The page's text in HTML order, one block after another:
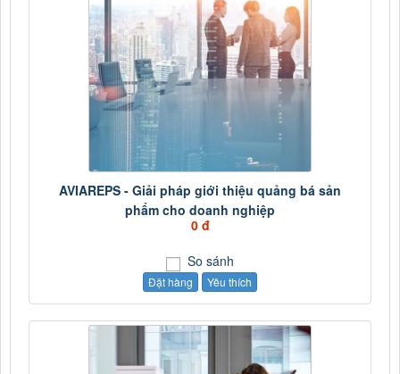
AVIAREPS - Giải pháp giới thiệu quảng bá sản
phẩm cho doanh nghiệp
0 đ
So sánh
Đặt hàng Yêu thích